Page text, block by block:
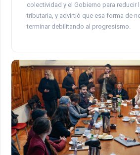
colectividad y el Gobierno para reducir
tributaria, y advirtió que esa forma de
terminar debilitando al progresismo.